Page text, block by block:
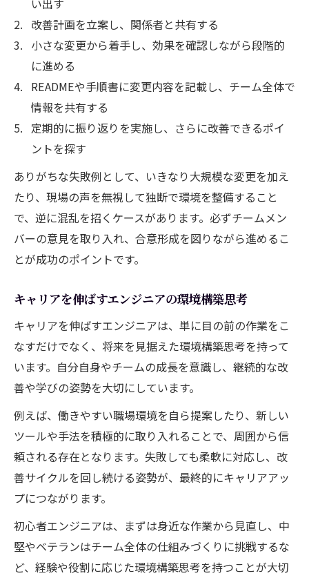
改善計画を立案し、関係者と共有する
小さな変更から着手し、効果を確認しながら段階的
に進める
READMEや手順書に変更内容を記載し、チーム全体で
情報を共有する
定期的に振り返りを実施し、さらに改善できるポイ
ントを探す
ありがちな失敗例として、いきなり大規模な変更を加え
たり、現場の声を無視して独断で環境を整備すること
で、逆に混乱を招くケースがあります。必ずチームメン
バーの意見を取り入れ、合意形成を図りながら進めるこ
とが成功のポイントです。
キャリアを伸ばすエンジニアの環境構築思考
キャリアを伸ばすエンジニアは、単に目の前の作業をこ
なすだけでなく、将来を見据えた環境構築思考を持って
います。自分自身やチームの成長を意識し、継続的な改
善や学びの姿勢を大切にしています。
例えば、働きやすい職場環境を自ら提案したり、新しい
ツールや手法を積極的に取り入れることで、周囲から信
頼される存在となります。失敗しても柔軟に対応し、改
善サイクルを回し続ける姿勢が、最終的にキャリアアッ
プにつながります。
初心者エンジニアは、まずは身近な作業から見直し、中
堅やベテランはチーム全体の仕組みづくりに挑戦するな
ど、経験や役割に応じた環境構築思考を持つことが大切